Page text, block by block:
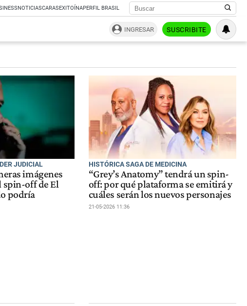
NOTICIASCARASEXITOÍNAPERFIL BRASIL
INGRESAR SUSCRIBITE
JUDICIAL
imágenes
spin-off de El
podría
HISTÓRICA SAGA DE MEDICINA
“Grey’s Anatomy” tendrá un spin-
off: por qué plataforma se emitirá y
cuáles serán los nuevos personajes
21-05-2026 11:36